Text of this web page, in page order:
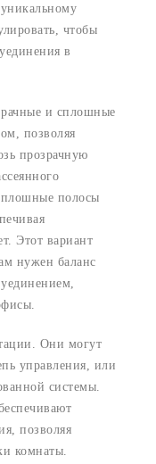
чтобы
в
и сплошные
позволяя
прозрачную
полосы
Этот вариант
нужен баланс
Они могут
управления, или
системы.
позволяя
комнаты.